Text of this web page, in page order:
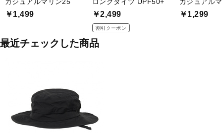
￥1,499 ￥2,499
割引クーポン
￥1,299
最近チェックした商品